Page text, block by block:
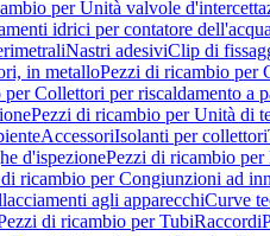
per Unità valvole
idrici per contatore dell'acqua
Nastri adesiviClip di
in metalloPezzi di ricambio per
Collettori per riscaldamento a
Pezzi di ricambio per Unità di
AccessoriIsolanti per collettori
d'ispezionePezzi di ricambio per
ricambio per Congiunzioni ad
agli apparecchiCurve
di ricambio per TubiRaccordi